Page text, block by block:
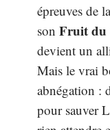
épreuves de
son Fruit du
devient un
Mais le vrai
abnégation :
pour sauver